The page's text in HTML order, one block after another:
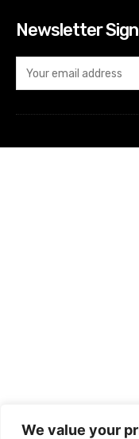
We value your
Newsletter